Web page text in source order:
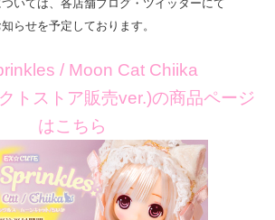
いては、各店舗ブログ・ツイッターにて
知らせを予定しております。
/ Moon Cat Chiika
トストア販売ver.)の商品ページ
はこちら